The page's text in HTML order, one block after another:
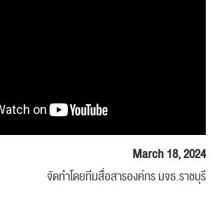
March 18, 2024
จัดทำโดยทีมสื่อสารองค์กร มจธ.ราชบุรี